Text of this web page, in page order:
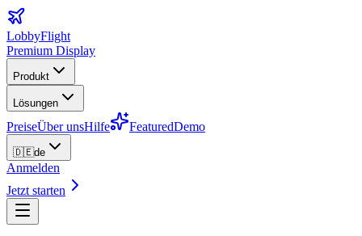
LobbyFlight
Premium Display
Produkt
Lösungen
PreiseÜber unsHilfe FeaturedDemo
🇩🇪de
Anmelden
Jetzt starten